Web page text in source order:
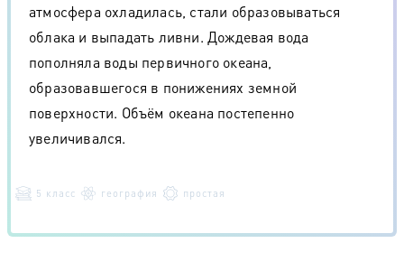
атмосфера охладилась, стали образовываться
облака и выпадать ливни. Дождевая вода
пополняла воды первичного океана,
образовавшегося в понижениях земной
поверхности. Объём океана постепенно
увеличивался.
5 класс география простая